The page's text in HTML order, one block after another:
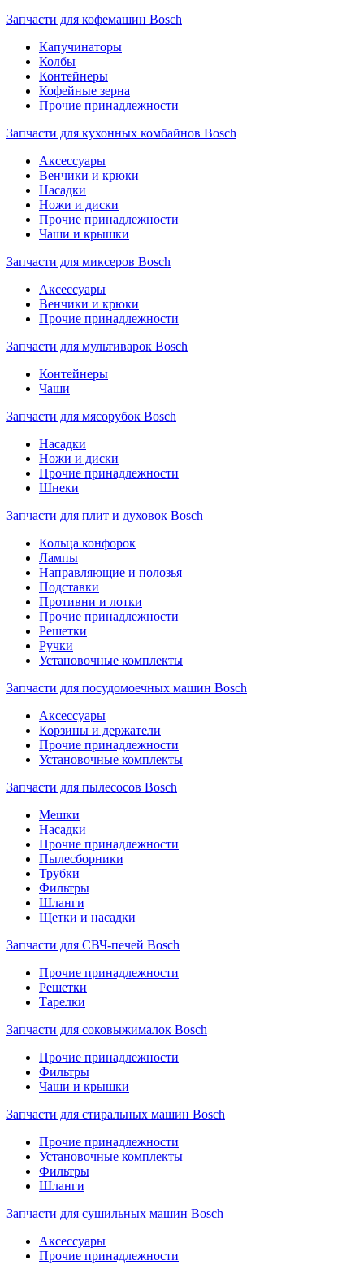
Запчасти для кофемашин Bosch
Капучинаторы
Колбы
Контейнеры
Кофейные зерна
Прочие принадлежности
Запчасти для кухонных комбайнов Bosch
Аксессуары
Венчики и крюки
Насадки
Ножи и диски
Прочие принадлежности
Чаши и крышки
Запчасти для миксеров Bosch
Аксессуары
Венчики и крюки
Прочие принадлежности
Запчасти для мультиварок Bosch
Контейнеры
Чаши
Запчасти для мясорубок Bosch
Насадки
Ножи и диски
Прочие принадлежности
Шнеки
Запчасти для плит и духовок Bosch
Кольца конфорок
Лампы
Направляющие и полозья
Подставки
Противни и лотки
Прочие принадлежности
Решетки
Ручки
Установочные комплекты
Запчасти для посудомоечных машин Bosch
Аксессуары
Корзины и держатели
Прочие принадлежности
Установочные комплекты
Запчасти для пылесосов Bosch
Мешки
Насадки
Прочие принадлежности
Пылесборники
Трубки
Фильтры
Шланги
Щетки и насадки
Запчасти для СВЧ-печей Bosch
Прочие принадлежности
Решетки
Тарелки
Запчасти для соковыжималок Bosch
Прочие принадлежности
Фильтры
Чаши и крышки
Запчасти для стиральных машин Bosch
Прочие принадлежности
Установочные комплекты
Фильтры
Шланги
Запчасти для сушильных машин Bosch
Аксессуары
Прочие принадлежности